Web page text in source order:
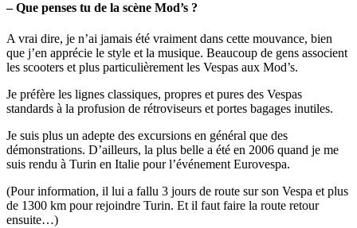
– Que penses tu de la scène Mod’s ?
A vrai dire, je n’ai jamais été vraiment dans cette mouvance, bien
que j’en apprécie le style et la musique. Beaucoup de gens associent
les scooters et plus particulièrement les Vespas aux Mod’s.
Je préfère les lignes classiques, propres et pures des Vespas
standards à la profusion de rétroviseurs et portes bagages inutiles.
Je suis plus un adepte des excursions en général que des
démonstrations. D’ailleurs, la plus belle a été en 2006 quand je me
suis rendu à Turin en Italie pour l’événement Eurovespa.
(Pour information, il lui a fallu 3 jours de route sur son Vespa et plus
de 1300 km pour rejoindre Turin. Et il faut faire la route retour
ensuite…)